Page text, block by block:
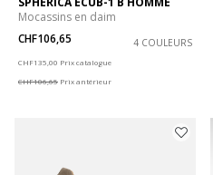
Mocassins en daim
CHF106,65
4 COULEURS
CHF135,00 Prix catalogue
CHF106,65 Prix antérieur